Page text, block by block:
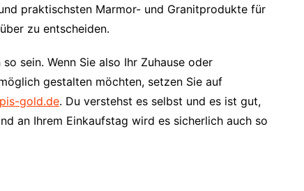
praktischsten Marmor- und Granitprodukte für
zu entscheiden.
sein. Wenn Sie also Ihr Zuhause oder
gestalten möchten, setzen Sie auf
gold.de. Du verstehst es selbst und es ist gut,
an Ihrem Einkaufstag wird es sicherlich auch so